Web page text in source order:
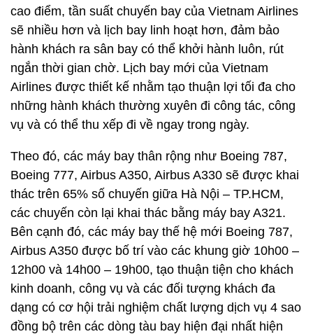
cao điểm, tần suất chuyến bay của Vietnam Airlines
sẽ nhiều hơn và lịch bay linh hoạt hơn, đảm bảo
hành khách ra sân bay có thể khởi hành luôn, rút
ngắn thời gian chờ. Lịch bay mới của Vietnam
Airlines được thiết kế nhằm tạo thuận lợi tối đa cho
những hành khách thường xuyên đi công tác, công
vụ và có thể thu xếp đi về ngay trong ngày.
Theo đó, các máy bay thân rộng như Boeing 787,
Boeing 777, Airbus A350, Airbus A330 sẽ được khai
thác trên 65% số chuyến giữa Hà Nội – TP.HCM,
các chuyến còn lại khai thác bằng máy bay A321.
Bên cạnh đó, các máy bay thế hệ mới Boeing 787,
Airbus A350 được bố trí vào các khung giờ 10h00 –
12h00 và 14h00 – 19h00, tạo thuận tiện cho khách
kinh doanh, công vụ và các đối tượng khách đa
dạng có cơ hội trải nghiệm chất lượng dịch vụ 4 sao
đồng bộ trên các dòng tàu bay hiện đại nhất hiện